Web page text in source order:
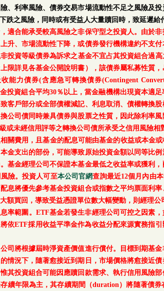
、利率風險、債券交易市場流動性不足之風險及
跌之風險，同時或有受益人大量贖回時，致延遲給
適合能承受較高風險之非保守型之投資人。由於
升、市場流動性下降，或債券發行機構違約不支
投資等級債券為訴求之基金不宜占其投資組合過
限詳見各基金公開說明書），該債券屬私募性質
能力債券(含應急可轉換債券(Contingent
投資組合平均30％以上，當金融機構出現資本適
客戶部分或全部債權減記、利息取消、債權轉換
公司債同時兼具債券與股票之性質，因此除利率
或未經信用評等之轉換公司債所承受之信用風險相
關費用，且基金的配息可能由基金的收益或本金
金支出的部份，可能導致原始投資金額以同等比
基金經理公司不保證本基金最低之收益率或獲利
險。投資人可至本公司官網查詢最近12個月內由
息將優先參考基金投資組合或指數之平均票面利
額買回，導致受益憑證單位數大幅變動，則經理
率範圍。ETF基金若發生非經理公司可控之因素
依ETF採用收益平準金作為收益分配來源實務指
司將根據屆時淨資產價值進行償付。目標到期基
情況下，隨著愈接近到期日，市場價格將愈接近
其投資組合可能因應贖回款需求、執行信用風險
續年限為主，其存續期間（duration）將隨著債